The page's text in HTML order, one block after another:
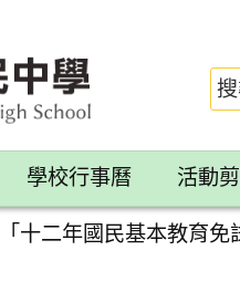
學校行事曆 活動
十二年國民基本教育